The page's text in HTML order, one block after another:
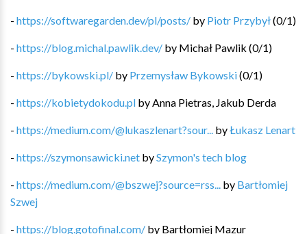
- https://softwaregarden.dev/pl/posts/ by Piotr Przybył(0/1)
- https://blog.michal.pawlik.dev/ by Michał Pawlik (0/1)
- https://bykowski.pl/ by Przemysław Bykowski(0/1)
- https://kobietydokodu.pl by Anna Pietras, Jakub Derda
- https://medium.com/@lukaszlenart?sour... byŁukasz Lenart
- https://szymonsawicki.net bySzymon's tech blog
- https://medium.com/@bszwej?source=rss... by Bartłomiej
Szwej
- https://blog.gotofinal.com/ by Bartłomiej Mazur